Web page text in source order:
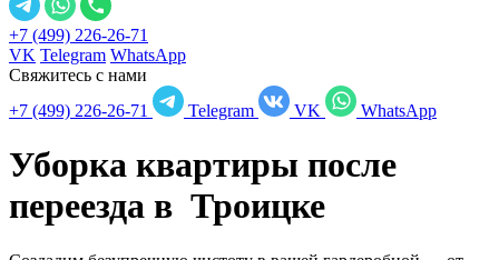
+7 (499) 226-26-71
VK Telegram WhatsApp
Свяжитесь с нами
+7 (499) 226-26-71
Telegram VK WhatsApp
Уборка квартиры после
переезда в Троицке